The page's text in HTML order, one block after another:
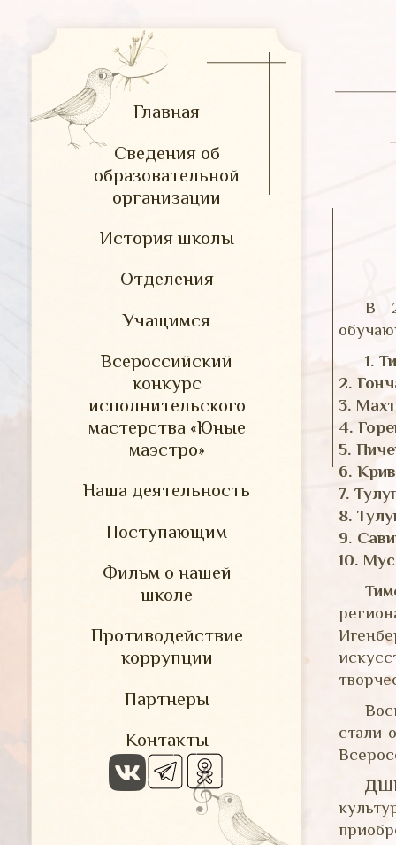
Главная
Сведения об
образовательной
организации
История школы
Отделения
Учащимся
Всероссийский
конкурс
исполнительского
мастерства «Юные
маэстро»
Наша деятельность
Поступающим
Фильм о нашей
школе
Противодействие
коррупции
Партнеры
Контакты
В
1.
2.
3.
4.
5.
6.
7.
8.
9.
10.
стали